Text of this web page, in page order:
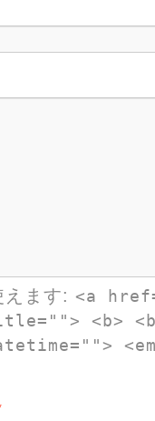
えます: <a
<b>